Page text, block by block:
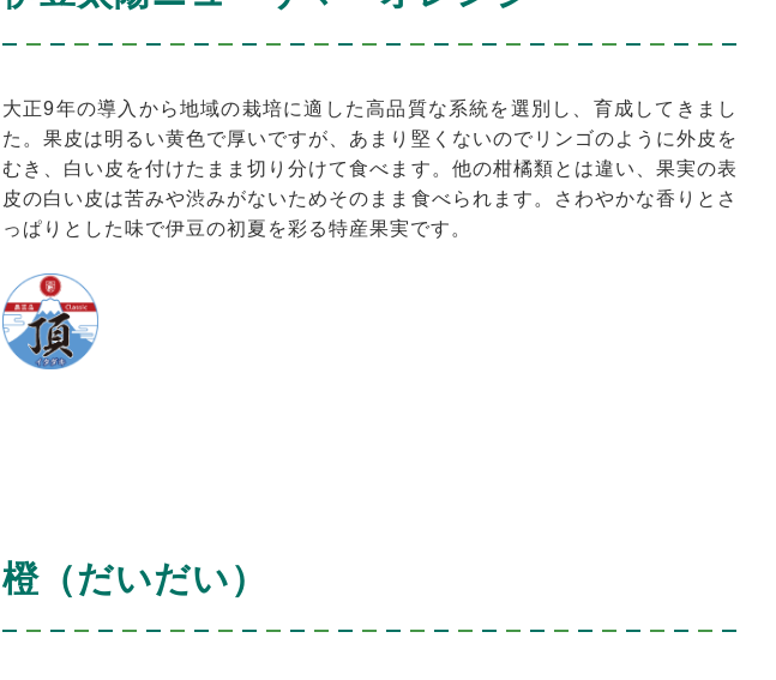
大正9年の導入から地域の栽培に適した高品質な系統を選別し、育成してきまし
た。果皮は明るい黄色で厚いですが、あまり堅くないのでリンゴのように外皮を
むき、白い皮を付けたまま切り分けて食べます。他の柑橘類とは違い、果実の表
皮の白い皮は苦みや渋みがないためそのまま食べられます。さわやかな香りとさ
っぱりとした味で伊豆の初夏を彩る特産果実です。
橙（だいだい）